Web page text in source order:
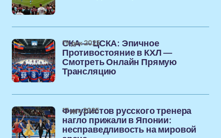
СКА — ЦСКА: Эпичное
Противостояние в КХЛ —
Смотреть Онлайн Прямую
Трансляцию
19 дек 2025
Фигуристов русского тренера
нагло прижали в Японии:
несправедливость на мировой
17 дек 2025